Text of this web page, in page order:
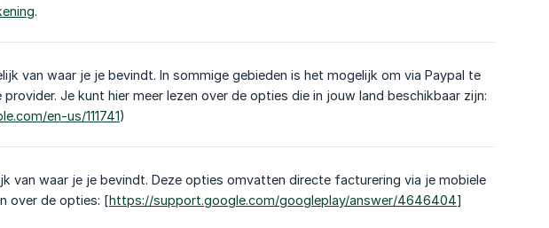
.
van waar je je bevindt. In sommige gebieden is het mogelijk om via Paypal te
Je kunt hier meer lezen over de opties die in jouw land beschikbaar zijn:
en-us/111741)
van waar je je bevindt. Deze opties omvatten directe facturering via je mobiele
over de opties: [https://support.google.com/googleplay/answer/4646404]